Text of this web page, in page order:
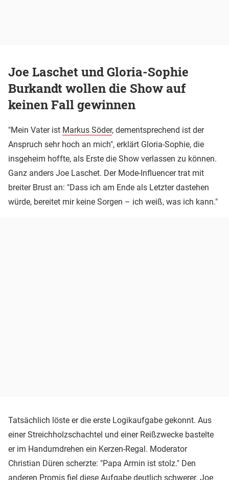
Joe Laschet und Gloria-Sophie
Burkandt wollen die Show auf
keinen Fall gewinnen
"Mein Vater ist Markus Söder, dementsprechend ist der
Anspruch sehr hoch an mich", erklärt Gloria-Sophie, die
insgeheim hoffte, als Erste die Show verlassen zu können.
Ganz anders Joe Laschet. Der Mode-Influencer trat mit
breiter Brust an: "Dass ich am Ende als Letzter dastehen
würde, bereitet mir keine Sorgen – ich weiß, was ich kann."
Tatsächlich löste er die erste Logikaufgabe gekonnt. Aus
einer Streichholzschachtel und einer Reißzwecke bastelte
er im Handumdrehen ein Kerzen-Regal. Moderator
Christian Düren scherzte: "Papa Armin ist stolz." Den
anderen Promis fiel diese Aufgabe deutlich schwerer. Joe